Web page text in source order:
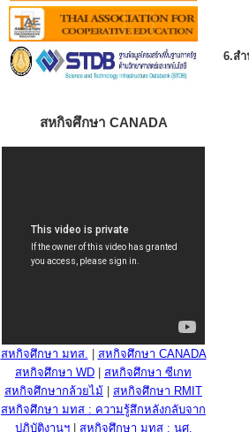
สหกิจศึกษา CANADA
สหกิจศึกษา มทส.
สหกิจศึกษา CANADA
สหกิจศึกษา WD
สหกิจศึกษา ซีเกท
สหกิจศึกษากล้วยไม้
สหกิจศึกษา RMIT
สหกิจศึกษา มทส : ความรู้สึกหลังกลับจาก
ปฏิบัติงานฯ| สหกิจศึกษา มทส : นศ.
6.ส